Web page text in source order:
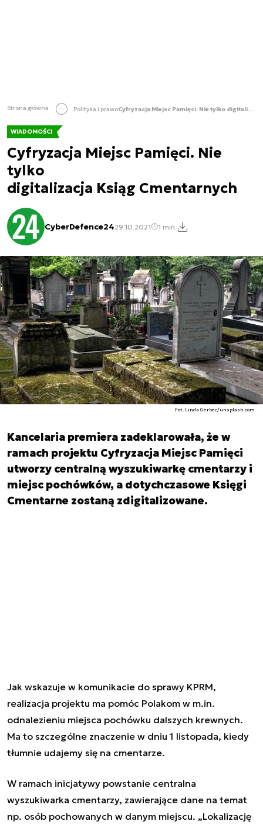
Strona główna Polityka i prawo Cyfryzacja Miejsc Pamięci. Nie tylko digitalizacja Ksiąg Cmentarnych
WIADOMOŚCI
Cyfryzacja Miejsc Pamięci. Nie
tylko
digitalizacja Ksiąg Cmentarnych
CyberDefence2429.10.2021 1 min.
Fot. Linda Gerbec/unsplash.com
Kancelaria premiera zadeklarowała, że w
ramach projektu Cyfryzacja Miejsc Pamięci
utworzy centralną wyszukiwarkę cmentarzy i
miejsc pochówków, a dotychczasowe Księgi
Cmentarne zostaną zdigitalizowane.
Jak wskazuje w komunikacie do sprawy KPRM,
realizacja projektu ma pomóc Polakom w m.in.
odnalezieniu miejsca pochówku dalszych krewnych.
Ma to szczególne znaczenie w dniu 1 listopada, kiedy
tłumnie udajemy się na cmentarze.
W ramach inicjatywy powstanie centralna
wyszukiwarka cmentarzy, zawierające dane na temat
np. osób pochowanych w danym miejscu. „Lokalizację